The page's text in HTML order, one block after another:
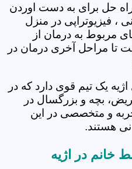
حل برای به دست اوردن
، فیزیوتراپی در منزل
مربوط به درمان از
تا مراحل آخری درمان در
یک تیم قوی دارد که در
بچه و بزرگسال در
و متخصصی در این
هستند.
خانم در اژیه